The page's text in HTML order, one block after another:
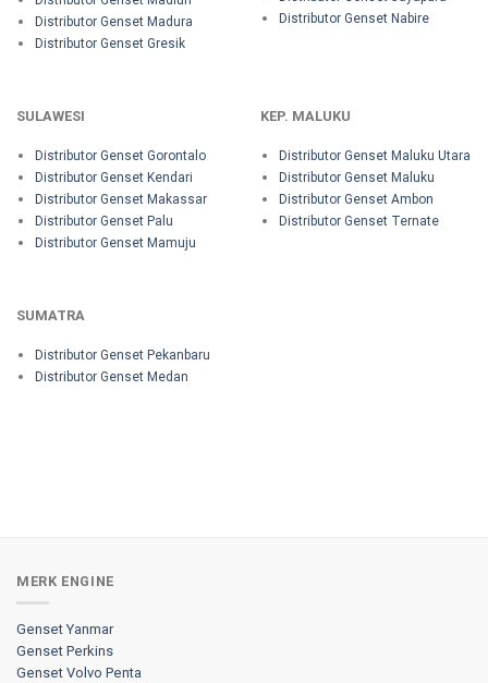
Distributor Genset Madura
Distributor Genset Gresik
Distributor Genset Nabire
SULAWESI
Distributor Genset Gorontalo
Distributor Genset Kendari
Distributor Genset Makassar
Distributor Genset Palu
Distributor Genset Mamuju
KEP. MALUKU
Distributor Genset Maluku Utara
Distributor Genset Maluku
Distributor Genset Ambon
Distributor Genset Ternate
SUMATRA
Distributor Genset Pekanbaru
Distributor Genset Medan
MERK ENGINE
Genset Yanmar
Genset Perkins
Genset Volvo Penta